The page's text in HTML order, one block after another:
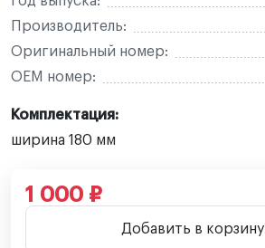
Производитель:
Оригинальный номер:
OEM номер:
Комплектация:
ширина 180 мм
1 000 ₽
Добавить в корзину